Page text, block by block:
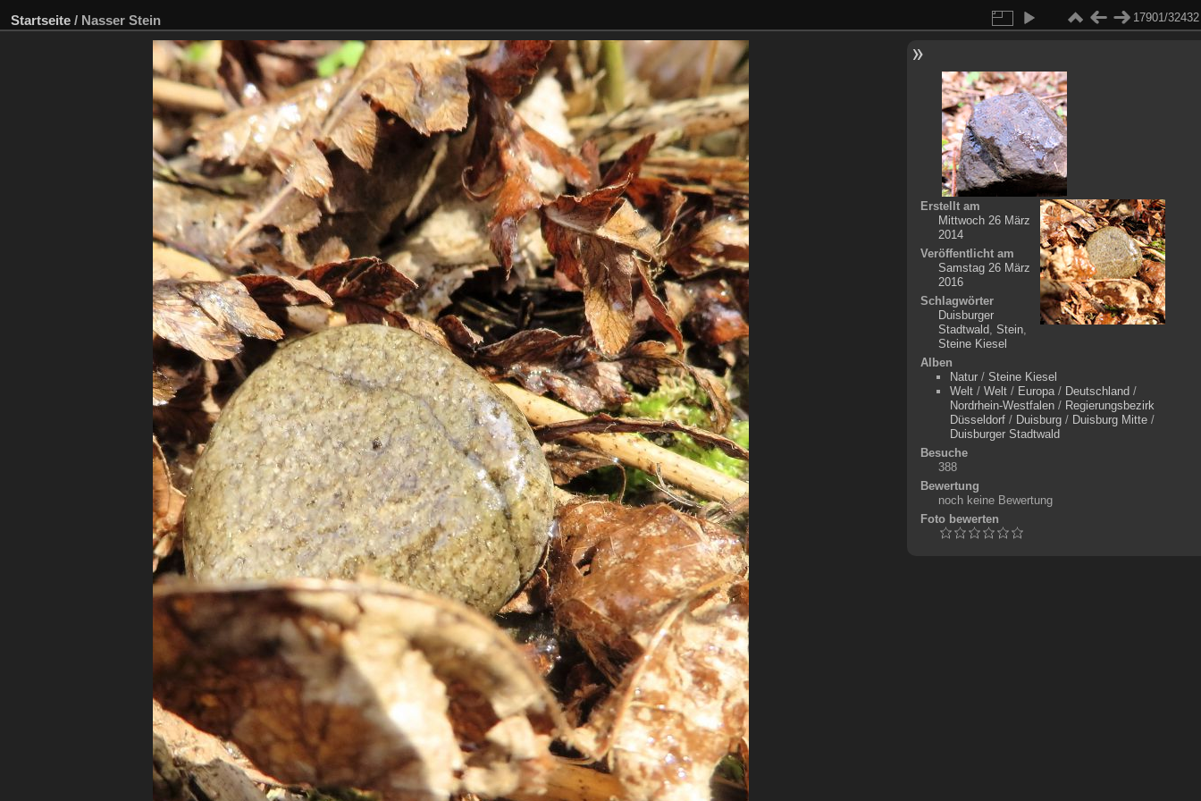
Startseite / Nasser Stein 17901/32432
Erstellt am
Mittwoch 26 März
2014
Veröffentlicht am
Samstag 26 März
2016
Schlagwörter
Duisburger
Stadtwald, Stein,
Steine Kiesel
Alben
Natur/ Steine Kiesel
Welt/ Welt/ Europa/ Deutschland /
Nordrhein-Westfalen/ Regierungsbezirk
Düsseldorf/ Duisburg/ Duisburg Mitte/
Duisburger Stadtwald
Besuche
388
Bewertung
noch keine Bewertung
Foto bewerten